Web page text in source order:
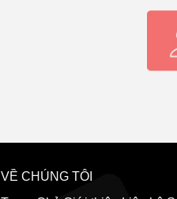
VỀ CHÚNG TÔI